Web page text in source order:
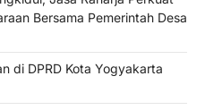
Bersama Pemerintah Desa
di DPRD Kota Yogyakarta